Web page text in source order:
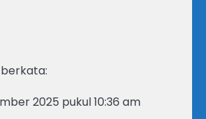
berkata:
2025 pukul 10:36 am